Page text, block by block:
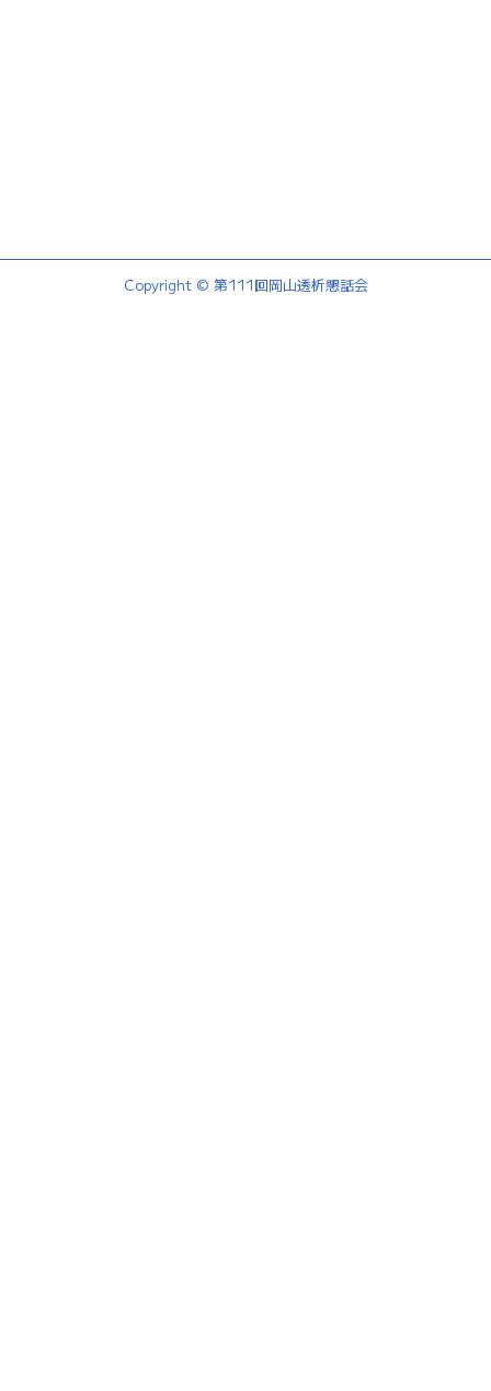
Copyright © 第111回岡山透析懇話会